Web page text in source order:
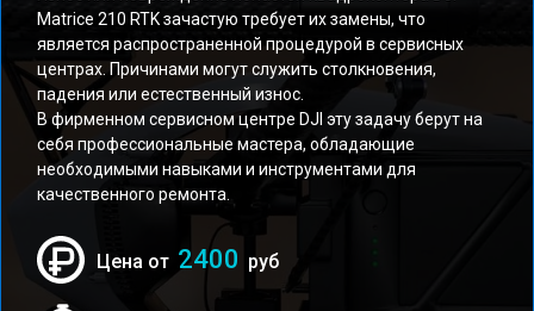
Matrice 210 RTK зачастую требует их замены, что
является распространенной процедурой в сервисных
центрах. Причинами могут служить столкновения,
падения или естественный износ.
В фирменном сервисном центре DJI эту задачу берут на
себя профессиональные мастера, обладающие
необходимыми навыками и инструментами для
качественного ремонта.
Цена от 2400 руб